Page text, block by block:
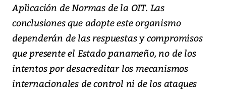
Aplicación de Normas de la OIT. Las
conclusiones que adopte este organismo
dependerán de las respuestas y compromisos
que presente el Estado panameño, no de los
intentos por desacreditar los mecanismos
internacionales de control ni de los ataques